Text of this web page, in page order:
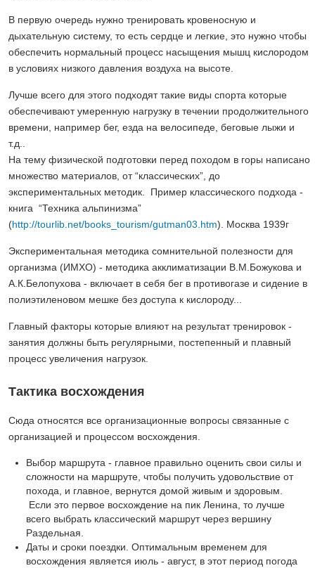
В первую очередь нужно тренировать кровеносную и
дыхательную систему, то есть сердце и легкие, это нужно чтобы
обеспечить нормальный процесс насыщения мышц кислородом
в условиях низкого давления воздуха на высоте.
Лучше всего для этого подходят такие виды спорта которые
обеспечивают умеренную нагрузку в течении продолжительного
времени, например бег, езда на велосипеде, беговые лыжи и
т.д..
На тему физической подготовки перед походом в горы написано
множество материалов, от “классических”, до
экспериментальных методик. Пример классического подхода -
книга “Техника альпинизма”
(http://tourlib.net/books_tourism/gutman03.htm). Москва 1939г
Экспериментальная методика сомнительной полезности для
организма (ИМХО) - методика акклиматизации В.М.Божукова и
А.К.Белопухова - включает в себя бег в противогазе и сидение в
полиэтиленовом мешке без доступа к кислороду...
Главный факторы которые влияют на результат тренировок -
занятия должны быть регулярными, постепенный и плавный
процесс увеличения нагрузок.
Тактика восхождения
Сюда относятся все организационные вопросы связанные с
организацией и процессом восхождения.
Выбор маршрута - главное правильно оценить свои силы и
сложности на маршруте, чтобы получить удовольствие от
похода, и главное, вернутся домой живым и здоровым.
Если это первое восхождение на пик Ленина, то лучше
всего выбрать классический маршрут через вершину
Раздельная.
Даты и сроки поездки. Оптимальным временем для
восхождения является июль - август, в этот период погода